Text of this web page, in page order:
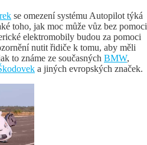
se omezení systému Autopilot týká
toho, jak moc může vůz bez pomoci
elektromobily budou za pomoci
nutit řidiče k tomu, aby měli
to známe ze současných BMW,
a jiných evropských značek.